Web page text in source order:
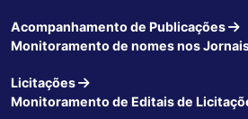
Acompanhamento de Publicações
Monitoramento de nomes nos
Licitações
Monitoramento de Editais de